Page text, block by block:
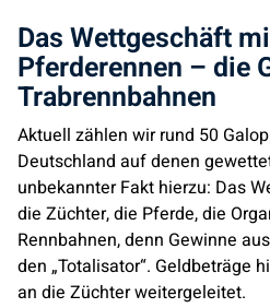
Das Wettgeschäft
Pferderennen – die
Trabrennbahnen
Aktuell zählen wir rund 50
Deutschland auf denen
unbekannter Fakt hierzu: Das
die Züchter, die Pferde, die
Rennbahnen, denn Gewinne
den „Totalisator“. Geldbeträge
an die Züchter weitergeleitet.